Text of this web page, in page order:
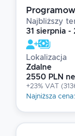
Najbliższy
31 sierpnia -
Lokalizacja
Zdalne
2550 PLN
+23% VAT (
Najniższa cena: